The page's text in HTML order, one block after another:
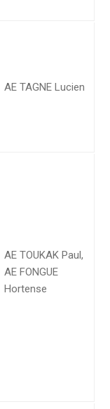
AE TAGNE Lucien
AE TOUKAK Paul,
AE FONGUE
Hortense